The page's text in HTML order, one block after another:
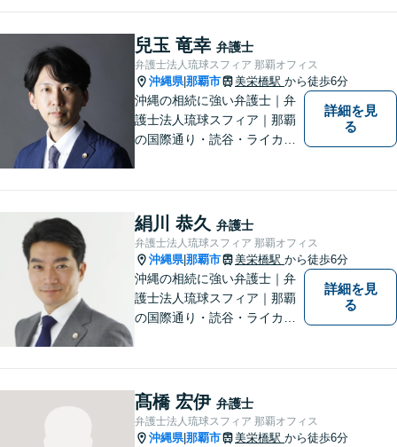
ございませんので、安心して
経験豊富な弁護士にご相談く
ださい。
兒玉 竜幸 弁護士
弁護士法人琉球スフィア 那覇オフィス
沖縄県|那覇市 美栄橋駅 から徒歩6分
沖縄の相続に強い弁護士｜弁
護士法人琉球スフィア｜那覇
の国際通り・読谷・ライカム
に対応し、あなたの立場に立
ったベストな紛争解決を導く
ことを常に大切にしていま
す。
詳細を見
る
絹川 恭久 弁護士
弁護士法人琉球スフィア 那覇オフィス
沖縄県|那覇市 美栄橋駅 から徒歩6分
沖縄の相続に強い弁護士｜弁
護士法人琉球スフィア｜那覇
の国際通り・読谷・ライカム
を手掛けていきたいと思って
おります。どうぞよろしくお
願いします。
詳細を見
る
髙橋 宏伊 弁護士
弁護士法人琉球スフィア 那覇オフィス
沖縄県|那覇市 美栄橋駅 から徒歩6分